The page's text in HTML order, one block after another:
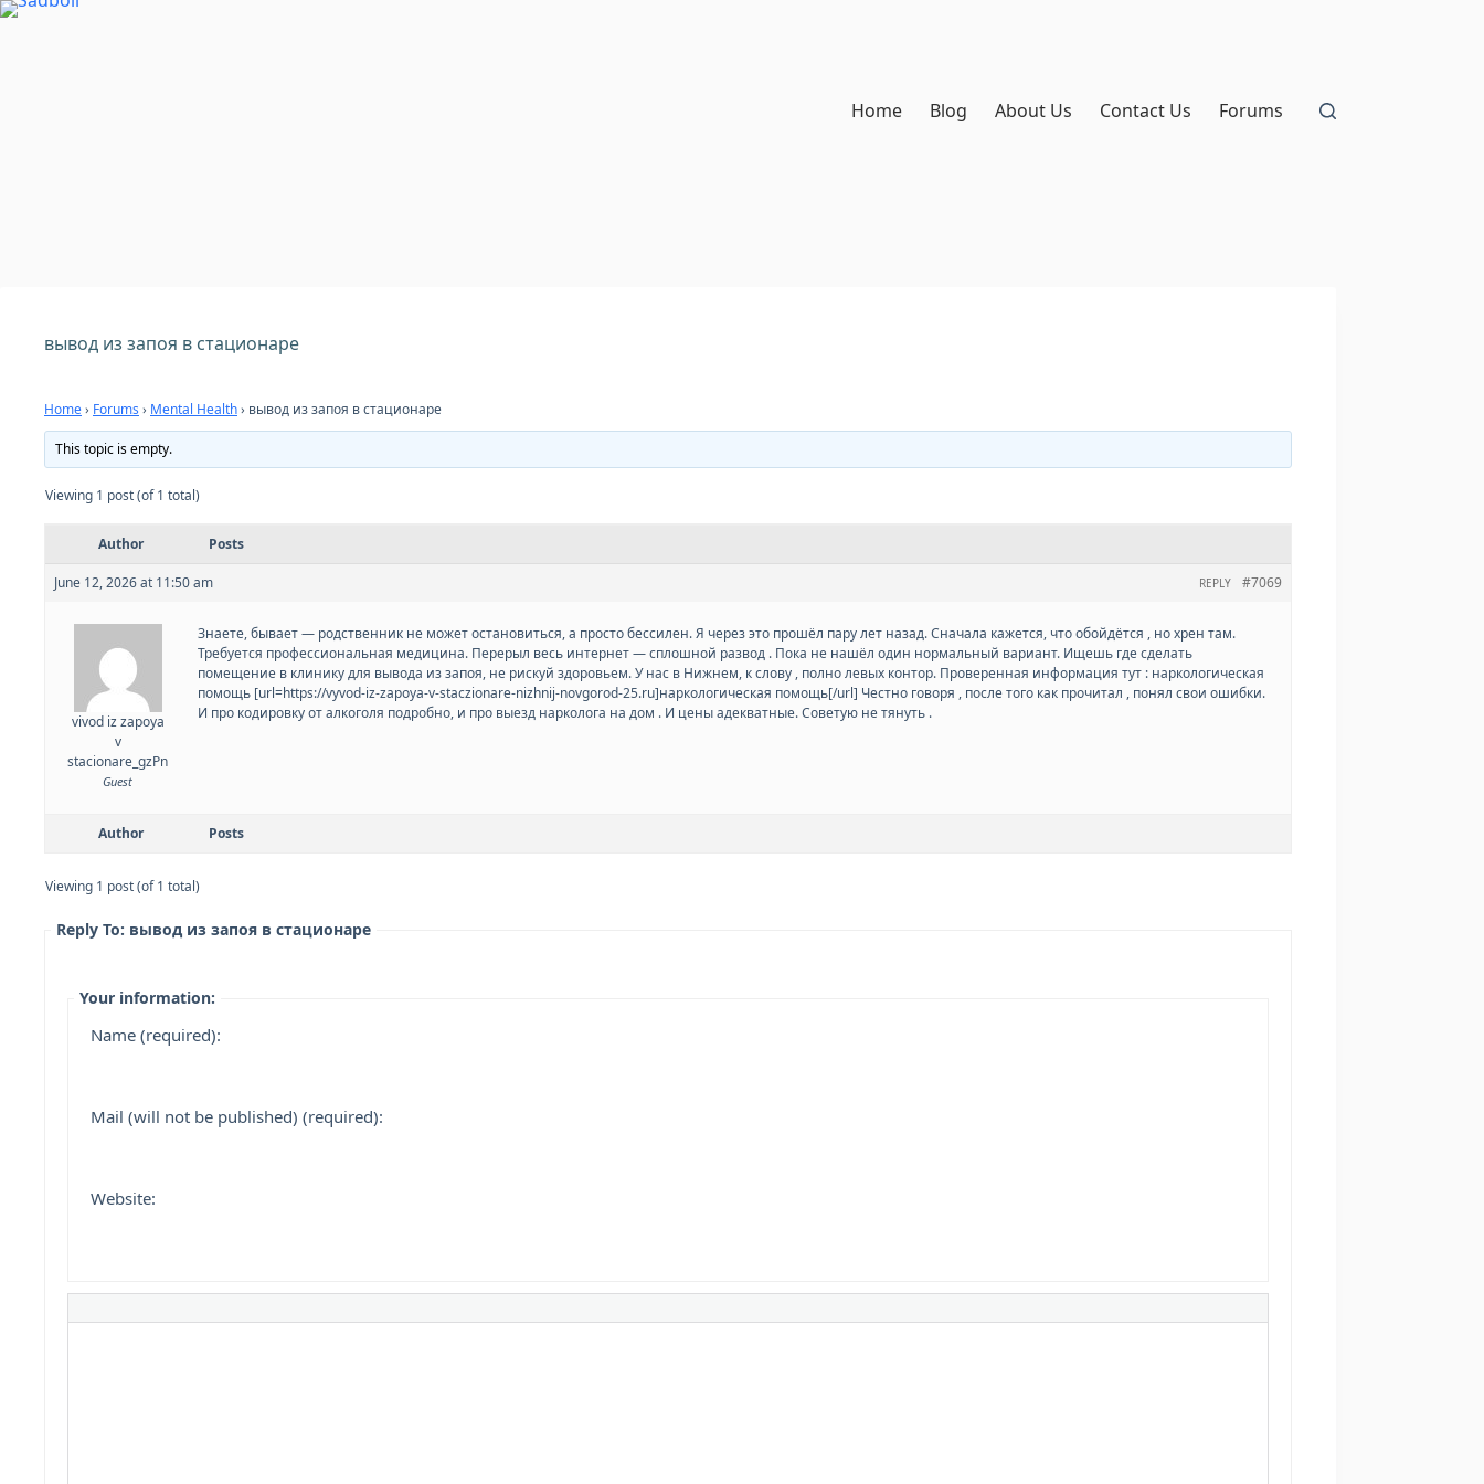
Skip
Home Blog About Us Contact Us Forums
вывод из запоя в стационаре
Home› Forums › Mental Health› вывод из запоя в стационаре
This topic is empty.
Viewing 1 post (of 1 total)
Author Posts
June 12, 2026 at 11:50 am #7069
REPLY
vivod iz zapoya
v
stacionare_gzPn
Guest
Знаете, бывает — родственник не может остановиться, а просто бессилен. Я через это прошёл пару лет назад. Сначала кажется, что обойдётся , но хрен там.
Требуется профессиональная медицина. Перерыл весь интернет — сплошной развод . Пока не нашёл один нормальный вариант. Ищешь где сделать
помещение в клинику для вывода из запоя, не рискуй здоровьем. У нас в Нижнем, к слову , полно левых контор. Проверенная информация тут : наркологическая
помощь [url=https://vyvod-iz-zapoya-v-staczionare-nizhnij-novgorod-25.ru]наркологическая помощь[/url] Честно говоря , после того как прочитал , понял свои ошибки.
И про кодировку от алкоголя подробно, и про выезд нарколога на дом . И цены адекватные. Советую не тянуть .
Author Posts
Viewing 1 post (of 1 total)
Reply To: вывод из запоя в стационаре
Your information:
Name (required):
Mail (will not be published) (required):
Website: